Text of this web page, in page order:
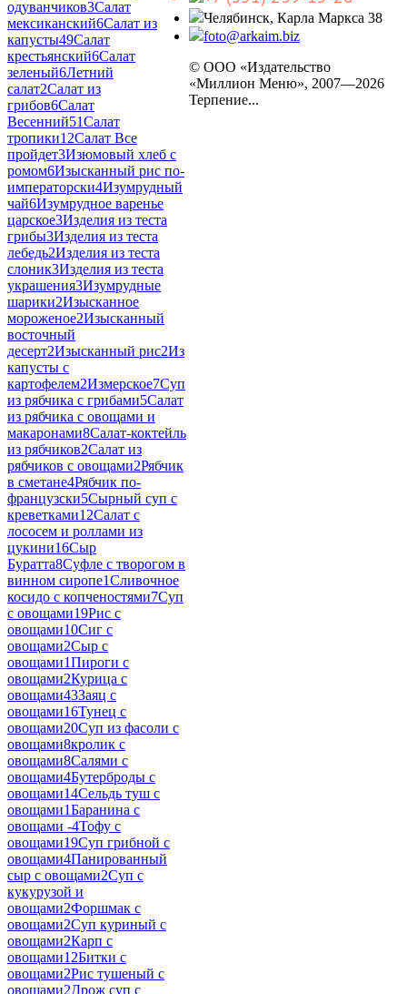
одуванчиков3Салат
мексиканский6Салат из
капусты49Салат
крестьянский6Салат
зеленый6Летний
салат2Салат из
грибов6Салат
Весенний51Салат
тропики12Салат Все
пройдет3Изюмовый хлеб с
ромом6Изысканный рис по-
императорски4Изумрудный
чай6Изумрудное варенье
царское3Изделия из теста
грибы3Изделия из теста
лебедь2Изделия из теста
слоник3Изделия из теста
украшения3Изумрудные
шарики2Изысканное
мороженое2Изысканный
восточный
десерт2Изысканный рис2Из
капусты с
картофелем2Измерское7Суп
из рябчика с грибами5Салат
из рябчика с овощами и
макаронами8Салат-коктейль
из рябчиков2Салат из
рябчиков с овощами2Рябчик
в сметане4Рябчик по-
французски5Сырный суп с
креветками12Салат с
лососем и роллами из
цукини16Сыр
Буратта8Суфле с творогом в
винном сиропе1Сливочное
косидо с копченостями7Суп
с овощами19Рис с
овощами10Сиг с
овощами2Сыр с
овощами1Пироги с
овощами2Курица с
овощами43Заяц с
овощами16Тунец с
овощами20Суп из фасоли с
овощами8кролик с
овощами8Салями с
овощами4Бутерброды с
овощами14Сельдь туш с
овощами1Баранина с
овощами -4Тофу с
овощами19Суп грибной с
овощами4Панированный
сыр с овощами2Суп с
кукурузой и
овощами2Форшмак с
овощами2Суп куриный с
овощами2Карп с
овощами12Битки с
овощами2Рис тушеный с
овощами2Дрож суп с
Челябинск, Карла Маркса 38
foto@arkaim.biz
© ООО «Издательство
«Миллион Меню», 2007—2026
Терпение...